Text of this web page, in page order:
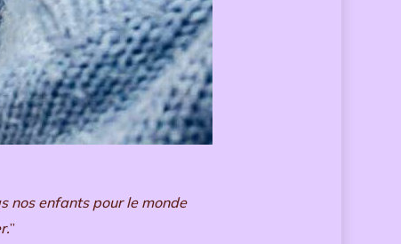
nos enfants pour le monde
”